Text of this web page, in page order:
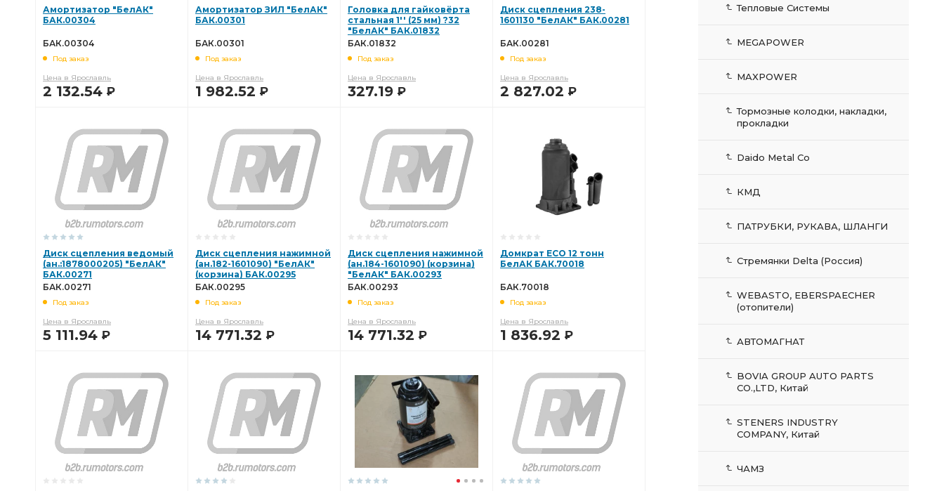
Амортизатор "БелАК"
БАК.00304
БАК.00304
Под заказ
Цена в Ярославль
2 132.54 Р
Амортизатор ЗИЛ "БелАК"
БАК.00301
БАК.00301
Под заказ
Цена в Ярославль
1 982.52 Р
Головка для гайковёрта
стальная 1'' (25 мм) ?32
"БелАК" БАК.01832
БАК.01832
Под заказ
Цена в Ярославль
327.19 Р
Диск сцепления 238-
1601130 "БелАК" БАК.00281
БАК.00281
Под заказ
Цена в Ярославль
2 827.02 Р
Диск сцепления ведомый
(ан.:1878000205) "БелАК"
БАК.00271
БАК.00271
Под заказ
Цена в Ярославль
5 111.94 Р
Диск сцепления нажимной
(ан.182-1601090) "БелАК"
(корзина) БАК.00295
БАК.00295
Под заказ
Цена в Ярославль
14 771.32 Р
Диск сцепления нажимной
(ан.184-1601090) (корзина)
"БелАК" БАК.00293
БАК.00293
Под заказ
Цена в Ярославль
14 771.32 Р
Домкрат ECO 12 тонн
БелАК БАК.70018
БАК.70018
Под заказ
Цена в Ярославль
1 836.92 Р
Тепловые Системы
MEGAPOWER
MAXPOWER
Тормозные колодки, накладки,
прокладки
Daido Metal Co
КМД
ПАТРУБКИ, РУКАВА, ШЛАНГИ
Стремянки Delta (Россия)
WEBASTO, EBERSPAECHER
(отопители)
АВТОМАГНАТ
BOVIA GROUP AUTO PARTS
CO.,LTD, Китай
STENERS INDUSTRY
COMPANY, Китай
ЧАМЗ